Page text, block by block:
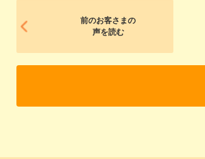
前のお客さまの
声を読む